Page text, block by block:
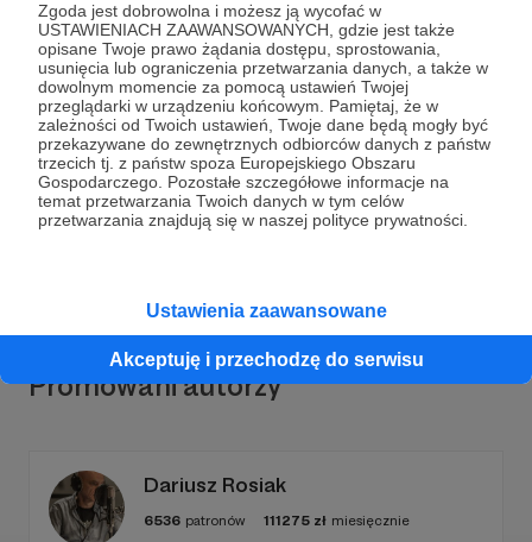
Zgoda jest dobrowolna i możesz ją wycofać w
USTAWIENIACH ZAAWANSOWANYCH, gdzie jest także
opisane Twoje prawo żądania dostępu, sprostowania,
usunięcia lub ograniczenia przetwarzania danych, a także w
dowolnym momencie za pomocą ustawień Twojej
przeglądarki w urządzeniu końcowym. Pamiętaj, że w
zależności od Twoich ustawień, Twoje dane będą mogły być
przekazywane do zewnętrznych odbiorców danych z państw
trzecich tj. z państw spoza Europejskiego Obszaru
Gospodarczego. Pozostałe szczegółowe informacje na
temat przetwarzania Twoich danych w tym celów
przetwarzania znajdują się w naszej polityce prywatności.
Ustawienia zaawansowane
Akceptuję i przechodzę do serwisu
Dołącz do grona Patronów!
Wesprzyj działalność AutorazaNim fundacjajuż teraz!
Promowani autorzy
Dariusz Rosiak
6536 patronów 111275 zł miesięcznie